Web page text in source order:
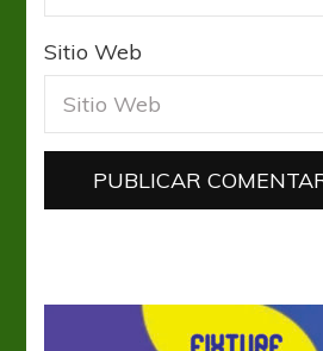
Sitio Web